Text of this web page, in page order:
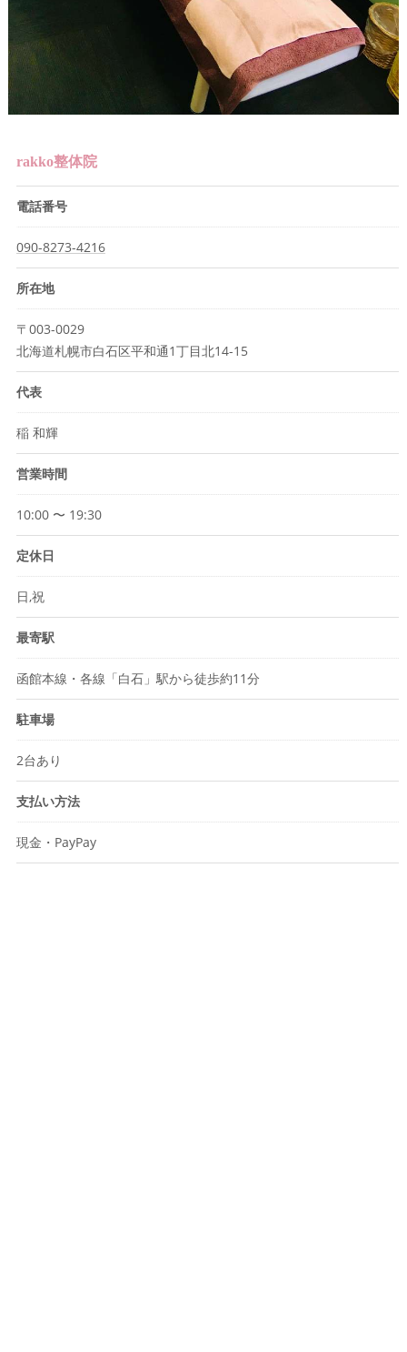
rakko整体院
電話番号
090-8273-4216
所在地
〒003-0029
北海道札幌市白石区平和通1丁目北14-15
代表
稲 和輝
営業時間
10:00 〜 19:30
定休日
日,祝
最寄駅
函館本線・各線「白石」駅から徒歩約11分
駐車場
2台あり
支払い方法
現金・PayPay